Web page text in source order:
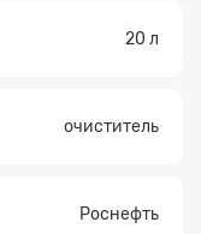
20 л
очиститель
Роснефть